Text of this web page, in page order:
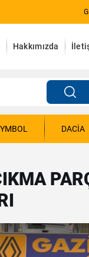
Hakkımızda
DACIA